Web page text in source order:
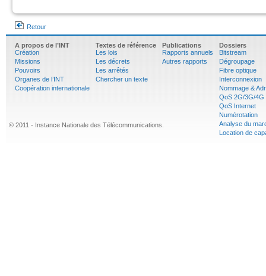
Retour
A propos de l’INT
Création
Missions
Pouvoirs
Organes de l’INT
Coopération internationale
Textes de référence
Les lois
Les décrets
Les arrêtés
Chercher un texte
Publications
Rapports annuels
Autres rapports
Dossiers
Bitstream
Dégroupage
Fibre optique
Interconnexion
Nommage &
QoS 2G/3G/4G
QoS Internet
Numérotation
Analyse du
Location de
© 2011 - Instance Nationale des Télécommunications.